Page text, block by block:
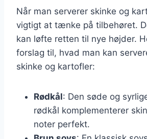
Når man serverer skinke og
vigtigt at tænke på tilbehøret.
kan løfte retten til nye højder.
forslag til, hvad man kan
skinke og kartofler:
Rødkål: Den søde og
rødkål komplementerer
noter perfekt.